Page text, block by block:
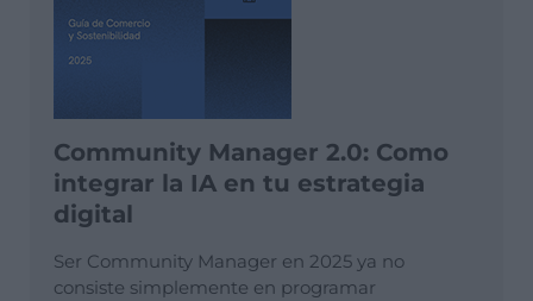
Community Manager 2.0: Como
integrar la IA en tu estrategia
digital
Ser Community Manager en 2025 ya no
consiste simplemente en programar